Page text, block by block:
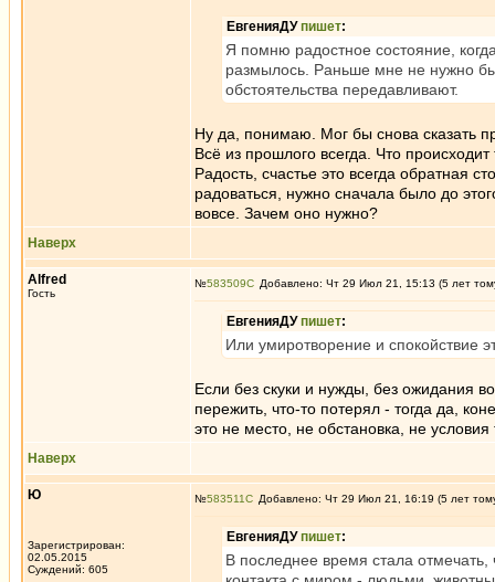
ЕвгенияДУпишет:
Я помню радостное состояние,
размылось. Раньше мне не нужно
обстоятельства передавливают.
Ну да, понимаю. Мог бы снова сказать
Всё из прошлого всегда. Что
Радость, счастье это всегда обратная
радоваться, нужно сначала было до
вовсе. Зачем оно нужно?
Наверх
Alfred
Гость
№583509 Добавлено: Чт 29 Июл 21, 15:13 (5 лет
ЕвгенияДУпишет:
Или умиротворение и спокойствие
Если без скуки и нужды, без ожидания
пережить, что-то потерял - тогда да,
это не место, не обстановка, не
Наверх
Ю
Зарегистрирован:
02.05.2015
Суждений: 605
№583511 Добавлено: Чт 29 Июл 21, 16:19 (5 лет
ЕвгенияДУпишет:
В последнее время стала отмечать,